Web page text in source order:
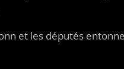
et les députés